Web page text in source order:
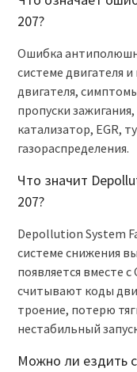
207?
Ошибка антиполюшн
системе двигателя
двигателя,
пропуски
катализатор, EGR,
газораспределения.
Что значит
207?
Depollution System
системе снижения
появляется вместе
считывают коды
троение, потерю
нестабильный
Можно ли ездить